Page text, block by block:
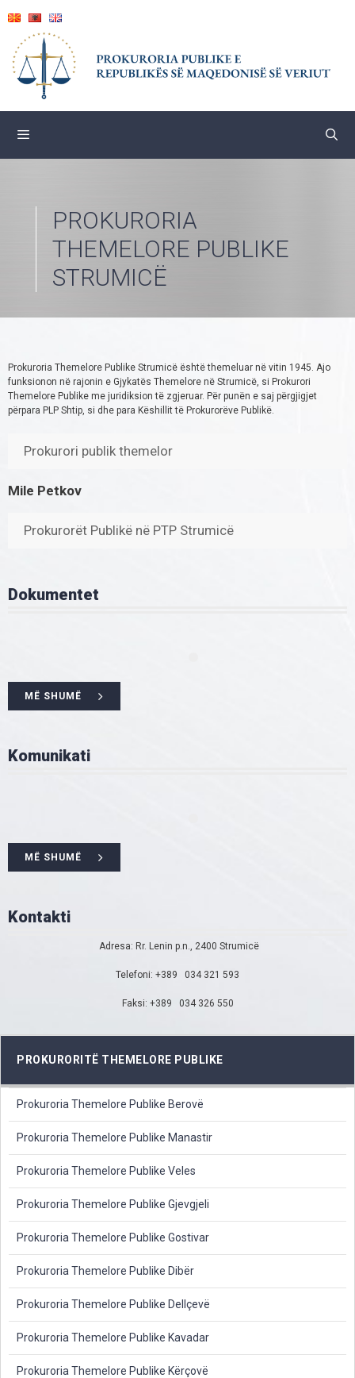
content
PROKURORIA
THEMELORE PUBLIKE
STRUMICË
Prokuroria Themelore Publike Strumicë është themeluar në vitin 1945. Ajo
funksionon në rajonin e Gjykatës Themelore në Strumicë, si Prokurori
Themelore Publike me juridiksion të zgjeruar. Për punën e saj përgjigjet
përpara PLP Shtip, si dhe para Këshillit të Prokurorëve Publikë.
Prokurori publik themelor
Mile Petkov
Prokurorët Publikë në PTP Strumicë
Dokumentet
MË SHUMË
Komunikati
MË SHUMË
Kontakti
Adresa: Rr. Lenin p.n., 2400 Strumicë
Telefoni: +389 034 321 593
Faksi: +389 034 326 550
PROKURORITË THEMELORE PUBLIKE
Prokuroria Themelore Publike Berovë
Prokuroria Themelore Publike Manastir
Prokuroria Themelore Publike Veles
Prokuroria Themelore Publike Gjevgjeli
Prokuroria Themelore Publike Gostivar
Prokuroria Themelore Publike Dibër
Prokuroria Themelore Publike Dellçevë
Prokuroria Themelore Publike Kavadar
Prokuroria Themelore Publike Kërçovë